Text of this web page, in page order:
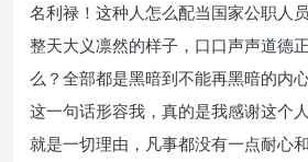
名利禄！这种人怎么配当国家公职人
整天大义凛然的样子，口口声声道德
么？全部都是黑暗到不能再黑暗的内
这一句话形容我，真的是我感谢这个
就是一切理由，凡事都没有一点耐心